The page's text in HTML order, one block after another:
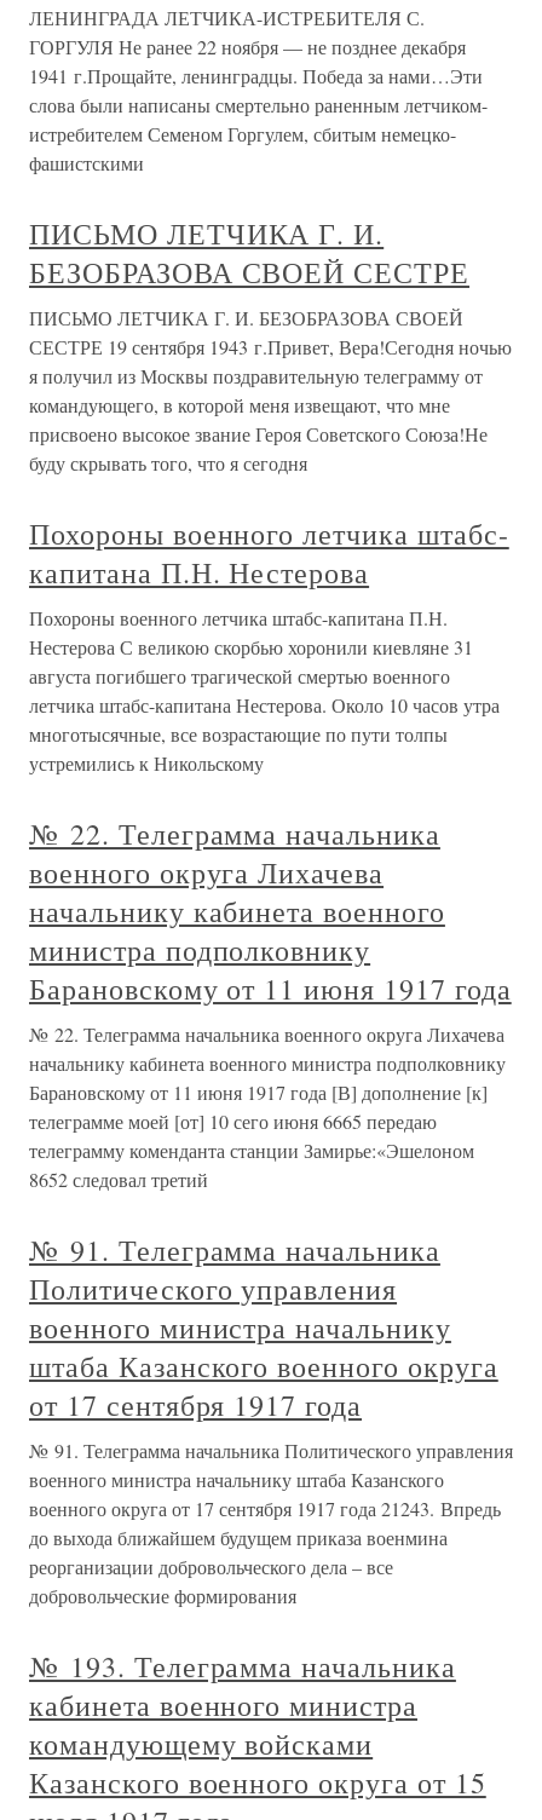
ЛЕНИНГРАДА ЛЕТЧИКА-ИСТРЕБИТЕЛЯ С.
ГОРГУЛЯ Не ранее 22 ноября — не позднее декабря
1941 г.Прощайте, ленинградцы. Победа за нами…Эти
слова были написаны смертельно раненным летчиком-
истребителем Семеном Горгулем, сбитым немецко-
фашистскими
ПИСЬМО ЛЕТЧИКА Г. И.
БЕЗОБРАЗОВА СВОЕЙ СЕСТРЕ
ПИСЬМО ЛЕТЧИКА Г. И. БЕЗОБРАЗОВА СВОЕЙ
СЕСТРЕ 19 сентября 1943 г.Привет, Вера!Сегодня ночью
я получил из Москвы поздравительную телеграмму от
командующего, в которой меня извещают, что мне
присвоено высокое звание Героя Советского Союза!Не
буду скрывать того, что я сегодня
Похороны военного летчика штабс-
капитана П.Н. Нестерова
Похороны военного летчика штабс-капитана П.Н.
Нестерова С великою скорбью хоронили киевляне 31
августа погибшего трагической смертью военного
летчика штабс-капитана Нестерова. Около 10 часов утра
многотысячные, все возрастающие по пути толпы
устремились к Никольскому
№ 22. Телеграмма начальника
военного округа Лихачева
начальнику кабинета военного
министра подполковнику
Барановскому от 11 июня 1917 года
№ 22. Телеграмма начальника военного округа Лихачева
начальнику кабинета военного министра подполковнику
Барановскому от 11 июня 1917 года [В] дополнение [к]
телеграмме моей [от] 10 сего июня 6665 передаю
телеграмму коменданта станции Замирье:«Эшелоном
8652 следовал третий
№ 91. Телеграмма начальника
Политического управления
военного министра начальнику
штаба Казанского военного округа
от 17 сентября 1917 года
№ 91. Телеграмма начальника Политического управления
военного министра начальнику штаба Казанского
военного округа от 17 сентября 1917 года 21243. Впредь
до выхода ближайшем будущем приказа военмина
реорганизации добровольческого дела – все
добровольческие формирования
№ 193. Телеграмма начальника
кабинета военного министра
командующему войсками
Казанского военного округа от 15